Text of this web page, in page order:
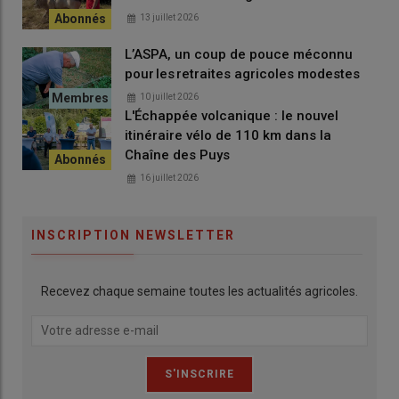
atteignant « près de 300 € ».
« le jury a eu des difficultés à classer les lots tellement ils sont
de bonne qualité », précise-t-il, mettant en avant le travail des
éleveurset les bonnes conditions d’
et président de l’association des utilisateurs de chiens de
Piccand, a présenté le travail de ces précieux auxiliaires.
« Nous venons tous les ans faire une démonstration.
13 juillet 2026
L’ASPA, un coup de pouce méconnu
pour les retraites agricoles modestes
10 juillet 2026
L'Échappée volcanique : le nouvel
itinéraire vélo de 110 km dans la
Chaîne des Puys
16 juillet 2026
INSCRIPTION NEWSLETTER
Recevez chaque semaine toutes les actualités agricoles.